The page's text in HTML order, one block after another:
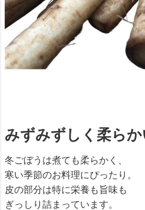
みずみずしく柔ら
冬ごぼうは煮ても柔らかく、
寒い季節のお料理にぴったり。
皮の部分は特に栄養も旨味も
ぎっしり詰まっています。